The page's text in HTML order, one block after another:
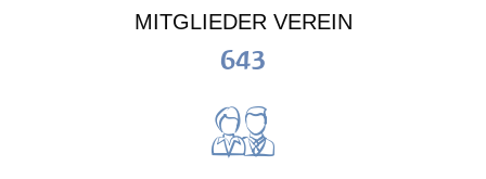
MITGLIEDER VEREIN
643